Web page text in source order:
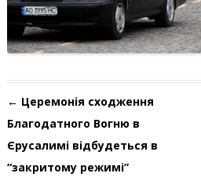
Навігація по запису
← Церемонія сходження
Благодатного Вогню в
Єрусалимі відбудеться в
“закритому режимі”